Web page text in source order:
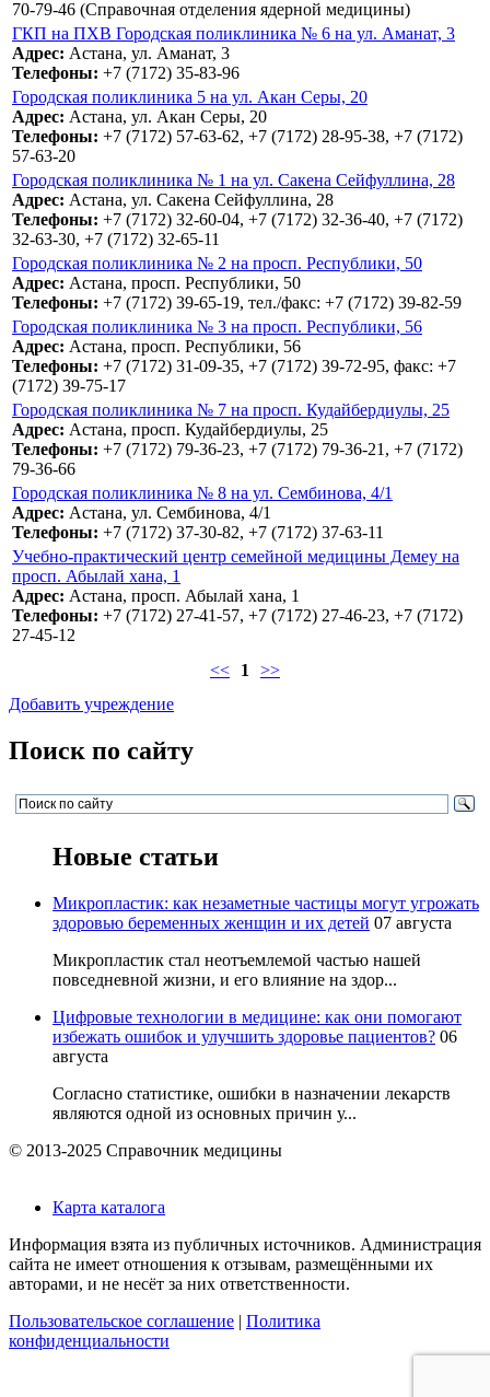
70-79-46 (Справочная отделения ядерной медицины)
ГКП на ПХВ Городская поликлиника № 6 на ул. Аманат, 3
Адрес: Астана, ул. Аманат, 3
Телефоны: +7 (7172) 35-83-96
Городская поликлиника 5 на ул. Акан Серы, 20
Адрес: Астана, ул. Акан Серы, 20
Телефоны: +7 (7172) 57-63-62, +7 (7172) 28-95-38, +7 (7172)
57-63-20
Городская поликлиника № 1 на ул. Сакена Сейфуллина, 28
Адрес: Астана, ул. Сакена Сейфуллина, 28
Телефоны: +7 (7172) 32-60-04, +7 (7172) 32-36-40, +7 (7172)
32-63-30, +7 (7172) 32-65-11
Городская поликлиника № 2 на просп. Республики, 50
Адрес: Астана, просп. Республики, 50
Телефоны: +7 (7172) 39-65-19, тел./факс: +7 (7172) 39-82-59
Городская поликлиника № 3 на просп. Республики, 56
Адрес: Астана, просп. Республики, 56
Телефоны: +7 (7172) 31-09-35, +7 (7172) 39-72-95, факс: +7
(7172) 39-75-17
Городская поликлиника № 7 на просп. Кудайбердиулы, 25
Адрес: Астана, просп. Кудайбердиулы, 25
Телефоны: +7 (7172) 79-36-23, +7 (7172) 79-36-21, +7 (7172)
79-36-66
Городская поликлиника № 8 на ул. Сембинова, 4/1
Адрес: Астана, ул. Сембинова, 4/1
Телефоны: +7 (7172) 37-30-82, +7 (7172) 37-63-11
Учебно-практический центр семейной медицины Демеу на
просп. Абылай хана, 1
Адрес: Астана, просп. Абылай хана, 1
Телефоны: +7 (7172) 27-41-57, +7 (7172) 27-46-23, +7 (7172)
27-45-12
<<
1 >>
Добавить учреждение
Поиск по сайту
Новые статьи
Микропластик: как незаметные частицы могут угрожать
здоровью беременных женщин и их детей 07 августа
Микропластик стал неотъемлемой частью нашей
повседневной жизни, и его влияние на здор...
Цифровые технологии в медицине: как они помогают
избежать ошибок и улучшить здоровье пациентов? 06
августа
Согласно статистике, ошибки в назначении лекарств
являются одной из основных причин у...
© 2013-2025 Справочник медицины
Карта каталога
Информация взята из публичных источников. Администрация
сайта не имеет отношения к отзывам, размещёнными их
авторами, и не несёт за них ответственности.
Пользовательское соглашение | Политика
конфиденциальности